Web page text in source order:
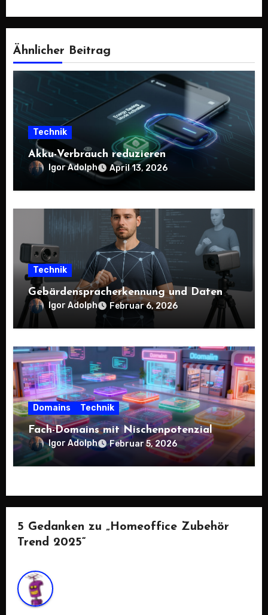
Ähnlicher Beitrag
Technik
Akku-Verbrauch reduzieren
Igor Adolph April 13, 2026
Technik
Gebärdenspracherkennung und Daten
Igor Adolph Februar 6, 2026
Domains Technik
Fach-Domains mit Nischenpotenzial
Igor Adolph Februar 5, 2026
5 Gedanken zu „Homeoffice Zubehör
Trend 2025“